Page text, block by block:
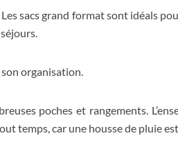
sacs grand format sont idéals
organisation.
poches et rangements.
temps, car une housse de pluie